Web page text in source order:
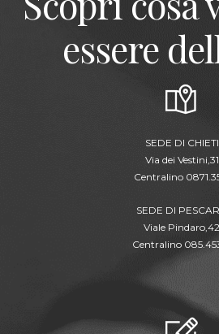
essere
SEDE DI CHIETI
Via dei Vestini,31
Centralino
SEDE DI
Viale Pindaro,42
Centralino